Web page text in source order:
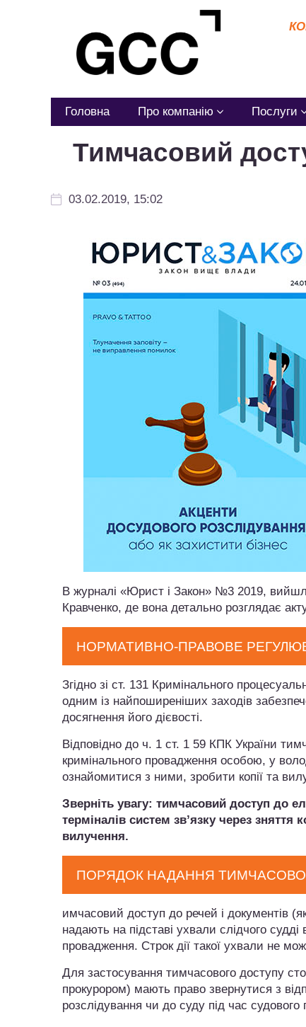
Головна Про компанію Послуги
Тимчасовий
03.02.2019, 15:02
В журналі «Юрист і Закон» №3 2019,
Кравченко, де вона детально розглядає
НОРМАТИВНО-ПРАВОВЕ
Згідно зі ст. 131 Кримінального
одним із найпоширеніших заходів
досягнення його дієвості.
Відповідно до ч. 1 ст. 1 59 КПК України
кримінального провадження особою, у
ознайомитися з ними, зробити копії та
Зверніть увагу: тимчасовий доступ до
терміналів систем зв’язку через зняття
вилучення.
ПОРЯДОК НАДАННЯ
имчасовий доступ до речей і документів
надають на підставі ухвали слідчого
провадження. Строк дії такої ухвали не
Для застосування тимчасового доступу
прокурором) мають право звернутися з
розслідування чи до суду під час